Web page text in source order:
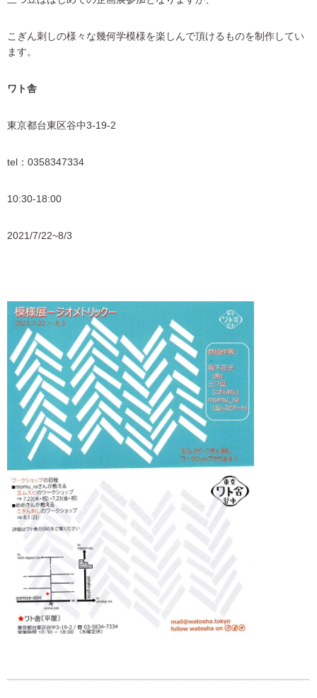
こぎん刺しの様々な幾何学模様を楽しんで頂けるものを制作してい
ます。
ワト舎
東京都台東区谷中3-19-2
tel：0358347334
10:30-18:00
2021/7/22~8/3